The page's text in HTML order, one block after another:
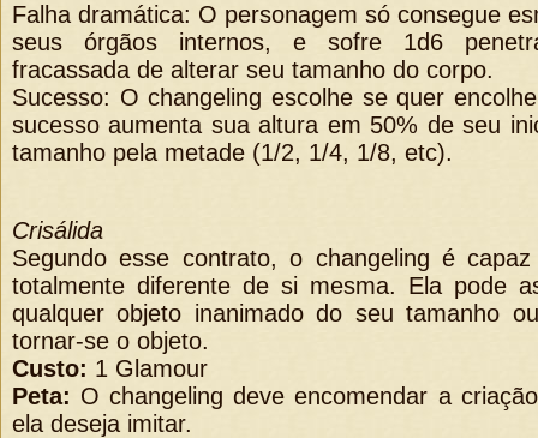
Falha dramática: O personagem só consegue
seus órgãos internos, e sofre 1d6
fracassada de alterar seu tamanho do corpo.
Sucesso: O changeling escolhe se quer
sucesso aumenta sua altura em 50% de seu
tamanho pela metade (1/2, 1/4, 1/8, etc).
Crisálida
Segundo esse contrato, o changeling é
totalmente diferente de si mesma. Ela pode
qualquer objeto inanimado do seu tamanho
tornar-se o objeto.
Custo: 1 Glamour
Peta: O changeling deve encomendar a
ela deseja imitar.